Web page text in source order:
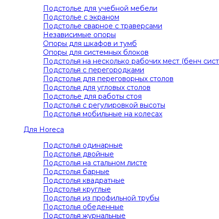
Подстолье для учебной мебели
Подстолье c экраном
Подстолье сварное с траверсами
Независимые опоры
Опоры для шкафов и тумб
Опоры для системных блоков
Подстолья на несколько рабочих мест (бенч
Подстолья с перегородками
Подстолья для переговорных столов
Подстолья для угловых столов
Подстолье для работы стоя
Подстолья с регулировкой высоты
Подстолья мобильные на колесах
Для Horeca
Подстолья одинарные
Подстолья двойные
Подстолья на стальном листе
Подстолья барные
Подстолья квадратные
Подстолья круглые
Подстолья из профильной трубы
Подстолья обеденные
Подстолья журнальные